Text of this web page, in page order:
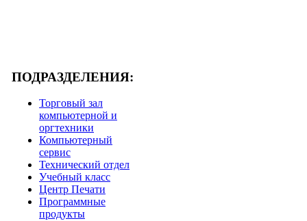
ПОДРАЗДЕЛЕНИЯ:
Торговый зал
компьютерной и
оргтехники
Компьютерный
сервис
Технический отдел
Учебный класс
Центр Печати
Программные
продукты